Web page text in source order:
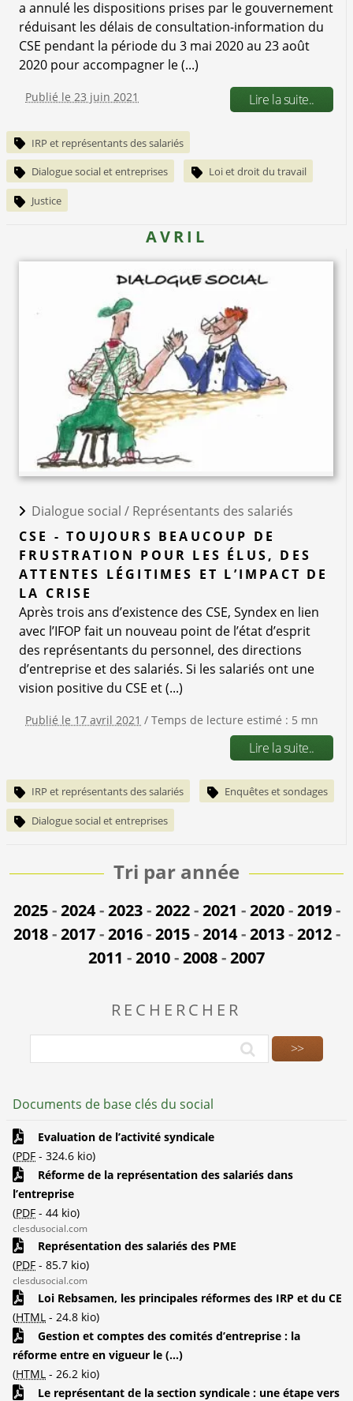
a annulé les dispositions prises par le gouvernement
réduisant les délais de consultation-information du
CSE pendant la période du 3 mai 2020 au 23 août
2020 pour accompagner le (...)
Publié le 23 juin 2021 Lire la suite..
IRP et représentants des salariés
Dialogue social et entreprises Loi et droit du travail
Justice
AVRIL
Dialogue social / Représentants des salariés
CSE - TOUJOURS BEAUCOUP DE
FRUSTRATION POUR LES ÉLUS, DES
ATTENTES LÉGITIMES ET L’IMPACT DE
LA CRISE
Après trois ans d’existence des CSE, Syndex en lien
avec l’IFOP fait un nouveau point de l’état d’esprit
des représentants du personnel, des directions
d’entreprise et des salariés. Si les salariés ont une
vision positive du CSE et (...)
Publié le 17 avril 2021 / Temps de lecture estimé : 5 mn
Lire la suite..
IRP et représentants des salariés Enquêtes et sondages
Dialogue social et entreprises
Tri par année
2025-2024-2023-2022-2021 -2020-2019-
2018-2017-2016-2015-2014-2013-2012-
2011 -2010-2008-2007
RECHERCHER
Documents de base clés du social
Evaluation de l’activité syndicale
(PDF - 324.6 kio)
Réforme de la représentation des salariés dans
l’entreprise
(PDF - 44 kio)
clesdusocial.com
Représentation des salariés des PME
(PDF - 85.7 kio)
clesdusocial.com
Loi Rebsamen, les principales réformes des IRP et du CE
(HTML - 24.8 kio)
Gestion et comptes des comités d’entreprise : la
réforme entre en vigueur le (...)
(HTML - 26.2 kio)
Le représentant de la section syndicale : une étape vers